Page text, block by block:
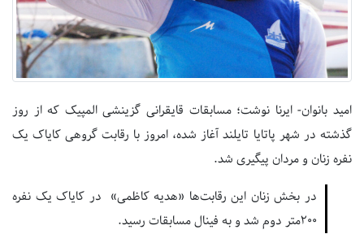
امید بانوان- ایرنا نوشت؛ مسابقات قایقرانی گزینشی المپیک که از روز
گذشته در شهر پاتایا تایلند آغاز شده، امروز با رقابت گروهی کایاک یک
نفره زنان و مردان پیگیری شد.
در بخش زنان این رقابت‌ها «هدیه کاظمی» در کایاک یک نفره
۲۰۰متر دوم شد و به فینال مسابقات رسید.